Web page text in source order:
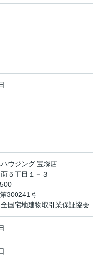
ウジング 宝塚店
５丁目１－３
300241号
国宅地建物取引業保証協会